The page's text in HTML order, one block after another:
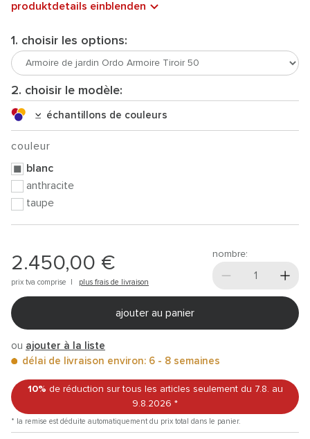
produktdetails einblenden
1. choisir les options:
2. choisir le modèle:
échantillons de couleurs
couleur
blanc
anthracite
taupe
2.450,00 €
prix tva comprise | plus frais de livraison
nombre:
ajouter au panier
ou ajouter à la liste
délai de livraison environ: 6 - 8 semaines
10% de réduction sur tous les articles seulement du 7.8.
au
9.8.2026 *
* la remise est déduite automatiquement du prix total dans le panier.